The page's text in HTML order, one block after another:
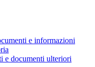
e informazioni
e documenti ulteriori